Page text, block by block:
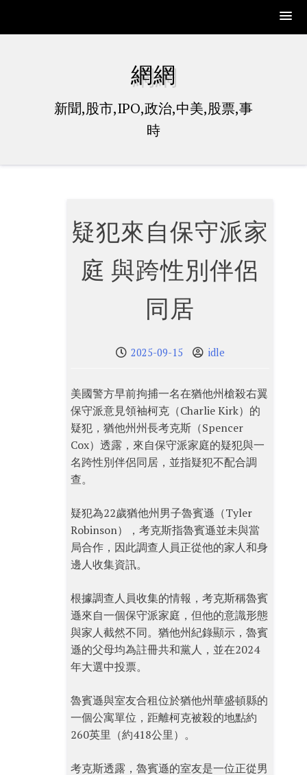
網網
新聞,股市,IPO,政治,中美,股票,事
時
疑犯來自保守派家
庭 與跨性別伴侶
同居
2025-09-15 idle
美國警方早前拘捕一名在猶他州槍殺右翼
保守派意見領袖柯克（Charlie Kirk）的
疑犯，猶他州州長考克斯（Spencer
Cox）透露，來自保守派家庭的疑犯與一
名跨性別伴侶同居，並指疑犯不配合調
查。
疑犯為22歲猶他州男子魯賓遜（Tyler
Robinson），考克斯指魯賓遜並未與當
局合作，因此調查人員正從他的家人和身
邊人收集資訊。
根據調查人員收集的情報，考克斯稱魯賓
遜來自一個保守派家庭，但他的意識形態
與家人截然不同。猶他州紀錄顯示，魯賓
遜的父母均為註冊共和黨人，並在2024
年大選中投票。
魯賓遜與室友合租位於猶他州華盛頓縣的
一個公寓單位，距離柯克被殺的地點約
260英里（約418公里）。
考克斯透露，魯賓遜的室友是一位正從男